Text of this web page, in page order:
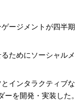
ージメントが四半期
ためにソーシャルメ
インタラクティブな
を開発・実装した。